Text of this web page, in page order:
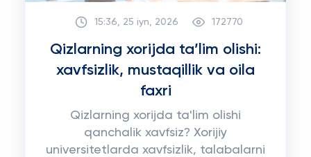
15:36, 25 iyn, 2026 172770
Qizlarning xorijda ta’lim olishi:
xavfsizlik, mustaqillik va oila
faxri
Qizlarning xorijda ta'lim olishi
qanchalik xavfsiz? Xorijiy
universitetlarda xavfsizlik, talabalarni